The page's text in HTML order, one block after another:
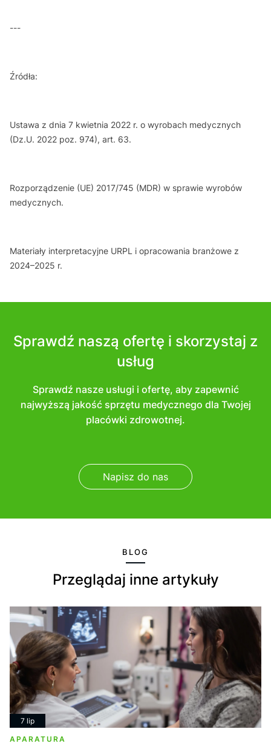
---
Źródła:
Ustawa z dnia 7 kwietnia 2022 r. o wyrobach medycznych
(Dz.U. 2022 poz. 974), art. 63.
Rozporządzenie (UE) 2017/745 (MDR) w sprawie wyrobów
medycznych.
Materiały interpretacyjne URPL i opracowania branżowe z
2024–2025 r.
Sprawdź naszą ofertę i skorzystaj z
usług
Sprawdź nasze usługi i ofertę, aby zapewnić
najwyższą jakość sprzętu medycznego dla Twojej
placówki zdrowotnej.
Napisz do nas
BLOG
Przeglądaj inne artykuły
7 lip
APARATURA